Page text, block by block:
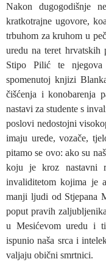
Nakon dugogodišnje
kratkotrajne ugovore,
trbuhom za kruhom u
uredu na teret hrvatskih
Stipo Pilić te
spomenutoj knjizi
čišćenja i konobarenja
nastavi za studente s
poslovi nedostojni
imaju urede, vozače,
pitamo se ovo: ako su
koju je kroz nastavni
invaliditetom kojima je
manji ljudi od Stjepana
poput pravih
u Mesićevom uredu i
ispunio naša srca i
valjaju obični smrtnici.